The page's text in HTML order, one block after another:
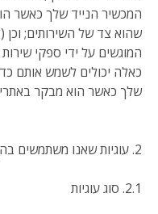
המכשיר הנייד שלך כאשר
המוגשים על ידי ספקי
כאלה יכולים לשמש אותם
שלך כאשר הוא מבקר
2. עוגיות שאנו משתמשים בהן
2.1. סוג עוגיות